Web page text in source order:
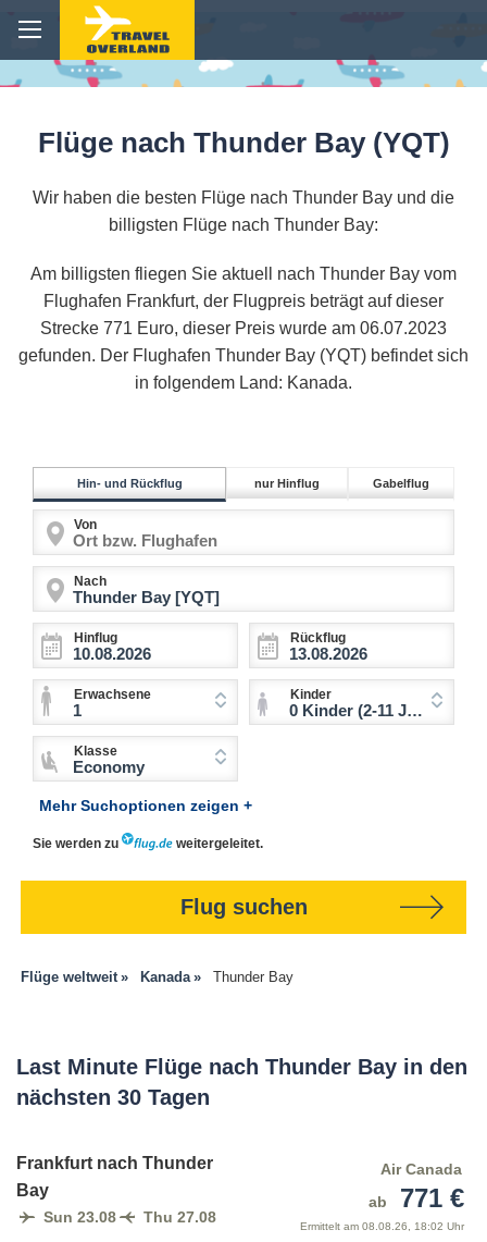
Flüge nach Thunder Bay (YQT)
Wir haben die besten Flüge nach Thunder Bay und die
billigsten Flüge nach Thunder Bay:
Am billigsten fliegen Sie aktuell nach Thunder Bay vom
Flughafen Frankfurt, der Flugpreis beträgt auf dieser
Strecke 771 Euro, dieser Preis wurde am 06.07.2023
gefunden. Der Flughafen Thunder Bay (YQT) befindet sich
in folgendem Land: Kanada.
Hin- und Rückflug nur Hinflug Gabelflug
Von
Nach
Hinflug Rückflug
Erwachsene
1
Kinder
0 Kinder (2-11 Jahre)
Klasse
Economy
Mehr Suchoptionen zeigen +
Sie werden zu weitergeleitet.
Flug suchen
Flüge weltweit Kanada Thunder Bay
Last Minute Flüge nach Thunder Bay in den
nächsten 30 Tagen
Frankfurt nach Thunder
Bay
Sun 23.08 Thu 27.08
Air Canada
ab
771 €
Ermittelt am 08.08.26, 18:02 Uhr